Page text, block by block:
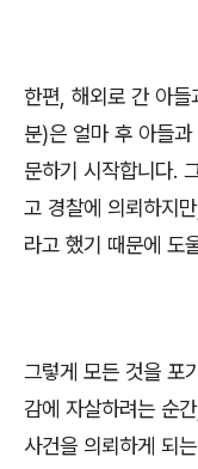
한편 해외로 간 아들
분)은 얼마 후 아들
문하기 시작합니다.
고 경찰에 의뢰하지만
라고 했기 때문에 도
그렇게 모든 것을 포
감에 자살하려는 순간,
사건을 의뢰하게 되